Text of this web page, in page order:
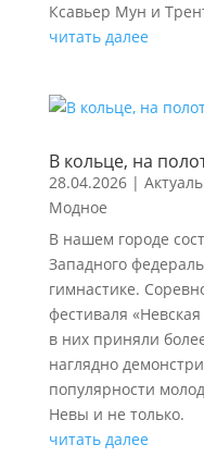
Ксавьер Мун и
читать далее
В кольце, на
28.04.2026|
Модное
В нашем городе
Западного
гимнастике.
фестиваля
в них приняли
наглядно
популярности
Невы и не только.
читать далее